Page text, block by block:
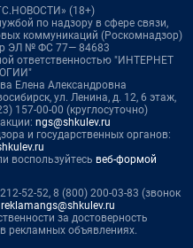
(18+)
по надзору в сфере связи,
коммуникаций (Роскомнадзор)
ЭЛ № ФС 77— 84683
ответственностью "ИНТЕРНЕТ
Елена Александровна
ул. Ленина, д. 12, 6 этаж,
157-00-00 (круглосуточно)
ngs@shkulev.ru
и государственных органов:
воспользуйтесь веб-формой
52-52, 8 (800) 200-03-83 (звонок
reklamangs@shkulev.ru
за достоверность
рекламных объявлениях.